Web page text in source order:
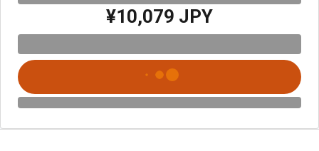
¥10,079 JPY